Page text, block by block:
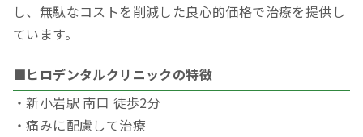
し、無駄なコストを削減した良心的価格で治療を提供し
ています。
■ヒロデンタルクリニックの特徴
・新小岩駅 南口 徒歩2分
・痛みに配慮して治療